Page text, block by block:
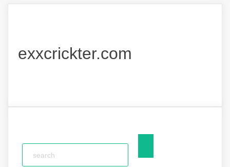
exxcrickter.com